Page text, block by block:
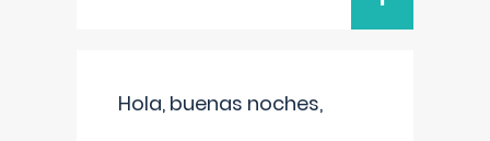
Hola, buenas noches,